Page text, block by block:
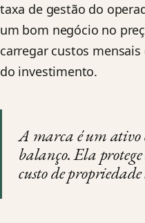
taxa de gestão do
um bom negócio no
carregar custos
do investimento.
A marca é um ativo
balanço. Ela
custo de propriedade